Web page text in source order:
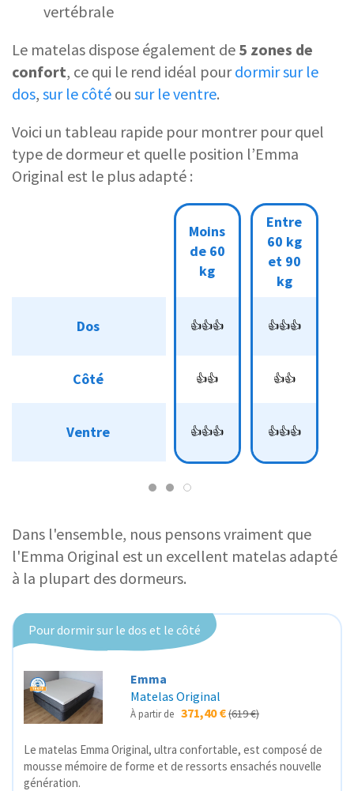
vertébrale
Le matelas dispose également de 5 zones de
confort, ce qui le rend idéal pourdormir sur le
dos, sur le côté ou sur le ventre.
Voici un tableau rapide pour montrer pour quel
type de dormeur et quelle position l’Emma
Original est le plus adapté :
Moins
de 60
kg
Plus
de
90
👍👍
👍
👍
👍
👍👍 👍
👍👍
👍
👍
👍
Moins
de 60
kg
👍👍👍
👍👍
👍👍👍
Entre
60 kg
et 90
kg
👍👍👍
👍👍
👍👍👍
Dos
Côté
Ventre
Dans l'ensemble, nous pensons vraiment que
l'Emma Original est un excellent matelas adapté
à la plupart des dormeurs.
Pour dormir sur le dos et le côté
Emma
Matelas Original
À partir de371,40 €(619 €)
Le matelas Emma Original, ultra confortable, est composé de
mousse mémoire de forme et de ressorts ensachés nouvelle
génération.